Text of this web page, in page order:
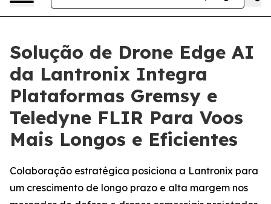
Solução de Drone Edge AI
da Lantronix Integra
Plataformas Gremsy e
Teledyne FLIR Para Voos
Mais Longos e Eficientes
Colaboração estratégica posiciona a Lantronix para
um crescimento de longo prazo e alta margem nos